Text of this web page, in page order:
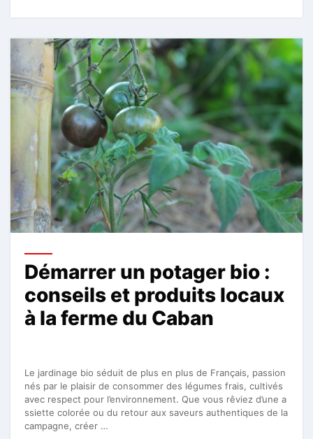
Démarrer un potager bio :
conseils et produits locaux
à la ferme du Caban
Le jardinage bio séduit de plus en plus de Français, passion
nés par le plaisir de consommer des légumes frais, cultivés
avec respect pour l’environnement. Que vous rêviez d’une a
ssiette colorée ou du retour aux saveurs authentiques de la
campagne, créer …